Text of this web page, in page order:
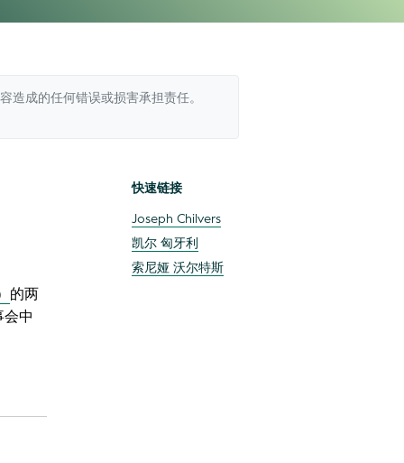
造成的任何错误或损害承担责任。
的两
中
快速链接
Joseph Chilvers
凯尔 匈牙利
索尼娅 沃尔特斯